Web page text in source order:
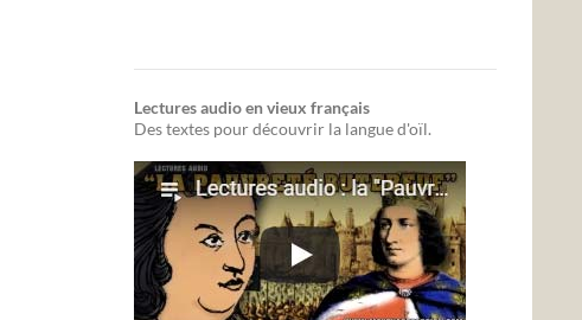
Lectures audio en vieux français
Des textes pour découvrir la langue d'oïl.